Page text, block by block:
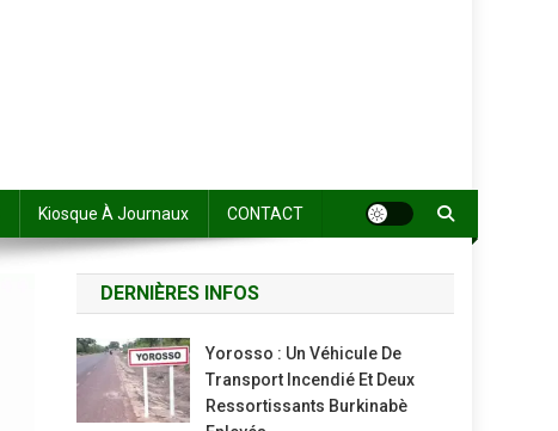
Kiosque À Journaux CONTACT
DERNIÈRES INFOS
Yorosso : Un Véhicule De
Transport Incendié Et Deux
Ressortissants Burkinabè